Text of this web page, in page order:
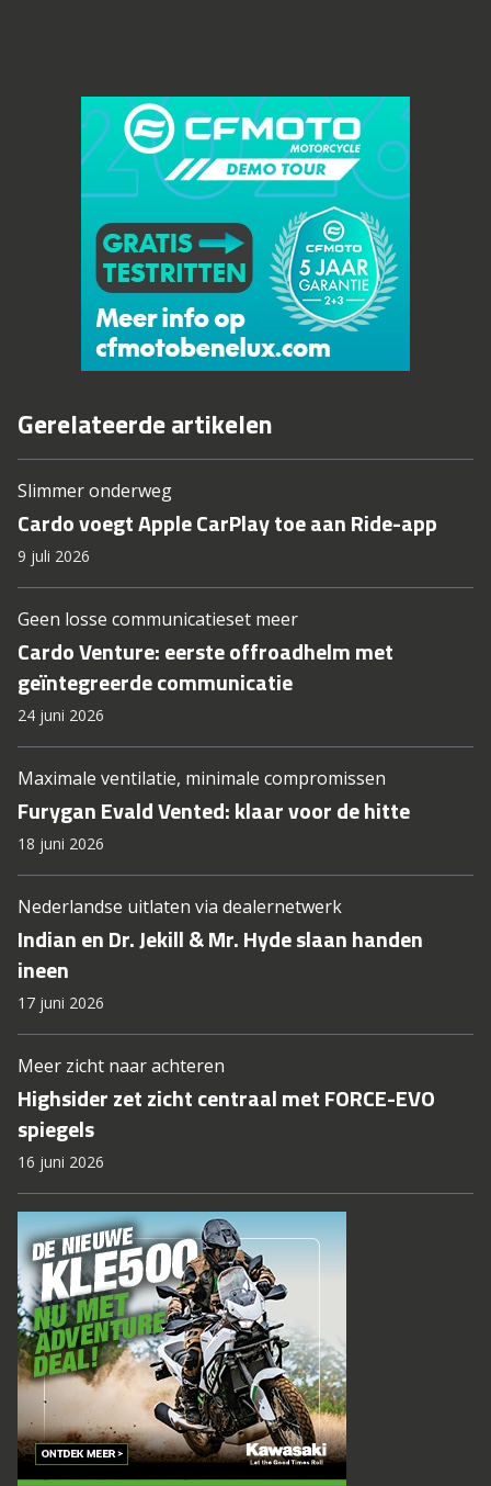
Gerelateerde artikelen
Slimmer onderweg
Cardo voegt Apple CarPlay toe aan Ride-app
9 juli 2026
Geen losse communicatieset meer
Cardo Venture: eerste offroadhelm met
geïntegreerde communicatie
24 juni 2026
Maximale ventilatie, minimale compromissen
Furygan Evald Vented: klaar voor de hitte
18 juni 2026
Nederlandse uitlaten via dealernetwerk
Indian en Dr. Jekill & Mr. Hyde slaan handen
ineen
17 juni 2026
Meer zicht naar achteren
Highsider zet zicht centraal met FORCE-EVO
spiegels
16 juni 2026